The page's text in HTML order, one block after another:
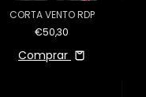
CORTA VENTO RDP
€50,30
Comprar